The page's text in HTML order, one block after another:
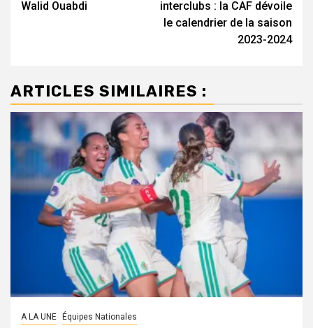
Walid Ouabdi
interclubs : la CAF dévoile
le calendrier de la saison
2023-2024
ARTICLES SIMILAIRES :
A LA UNE Équipes Nationales